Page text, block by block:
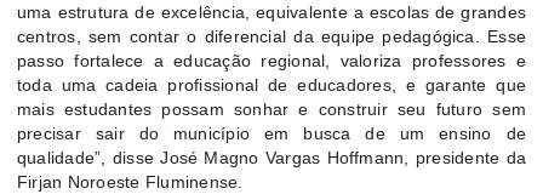
uma estrutura de excelência, equivalente a escolas de grandes
centros, sem contar o diferencial da equipe pedagógica. Esse
passo fortalece a educação regional, valoriza professores e
toda uma cadeia profissional de educadores, e garante que
mais estudantes possam sonhar e construir seu futuro sem
precisar sair do município em busca de um ensino de
qualidade”, disse José Magno Vargas Hoffmann, presidente da
Firjan Noroeste Fluminense.